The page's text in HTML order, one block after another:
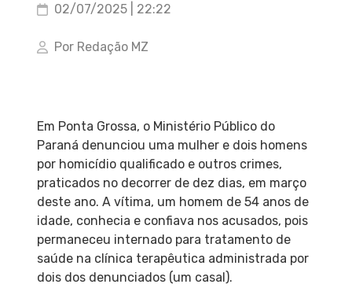
02/07/2025 | 22:22
Por Redação MZ
Em Ponta Grossa, o Ministério Público do
Paraná denunciou uma mulher e dois homens
por homicídio qualificado e outros crimes,
praticados no decorrer de dez dias, em março
deste ano. A vítima, um homem de 54 anos de
idade, conhecia e confiava nos acusados, pois
permaneceu internado para tratamento de
saúde na clínica terapêutica administrada por
dois dos denunciados (um casal).